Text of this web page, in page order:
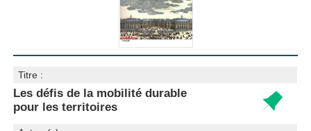
Titre :
Les défis de la mobilité durable
pour les territoires